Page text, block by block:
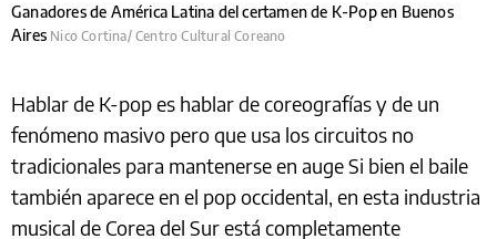
Ganadores de América Latina del certamen de K-Pop en Buenos
Aires Nico Cortina/ Centro Cultural Coreano
Hablar de K-pop es hablar de coreografías y de un
fenómeno masivo pero que usa los circuitos no
tradicionales para mantenerse en auge Si bien el baile
también aparece en el pop occidental, en esta industria
musical de Corea del Sur está completamente